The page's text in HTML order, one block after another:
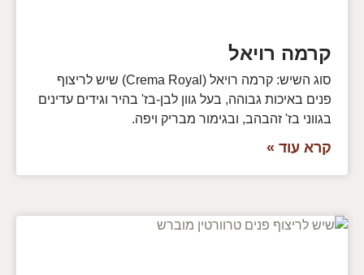
קרמה רויאל
סוג השיש: קרמה רויאל (Crema Royal) שיש לריצוף
פנים באיכות גבוהה, בעל גוון לבן-בז' בהיר וגידים עדינים
בגווני בז' זהבהב, ובגימור מבריק ויפה.
קרא עוד »